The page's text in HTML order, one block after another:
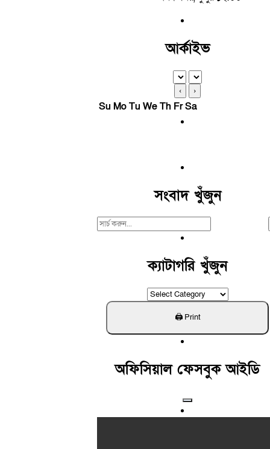
আর্কাইভ
‹ ›
Su MoTu WeTh FrSa
সংবাদ খুঁজুন
Search
ক্যাটাগরি খুঁজুন
ক্যাটাগরি
খুঁজুন
অফিসিয়াল ফেসবুক আইডি